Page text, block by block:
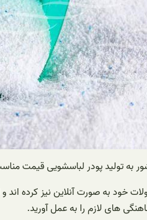
خود به صورت آنلاین نیز کرده
های لازم را به عمل آورید.